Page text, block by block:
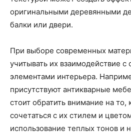
оригинальными деревянными
балки или двери.
При выборе современных
учитывать их взаимодействие
элементами интерьера.
присутствуют антикварные
стоит обратить внимание на то,
сочетаться с их стилем и
использование теплых тонов и